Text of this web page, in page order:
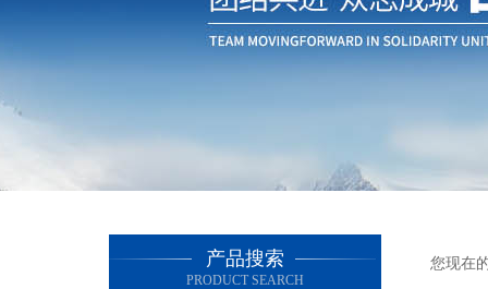
产品搜索
PRODUCT SEARCH
您现在